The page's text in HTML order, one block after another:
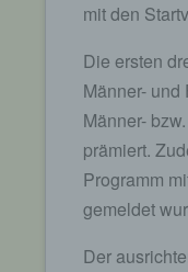
mit den
Die ersten
Männer- und
Männer-
prämiert.
Programm
gemeldet
Der